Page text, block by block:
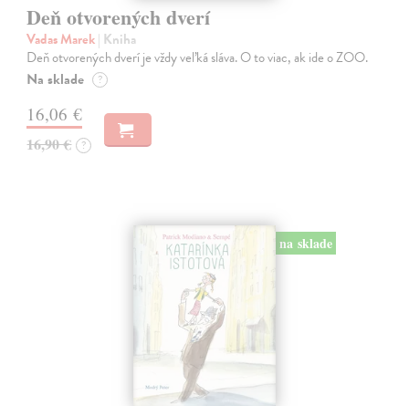
Deň otvorených dverí
Vadas Marek| Kniha
Deň otvorených dverí je vždy veľká sláva. O to viac, ak ide o ZOO.
Na sklade ?
16,06 €
16,90 € ?
na sklade